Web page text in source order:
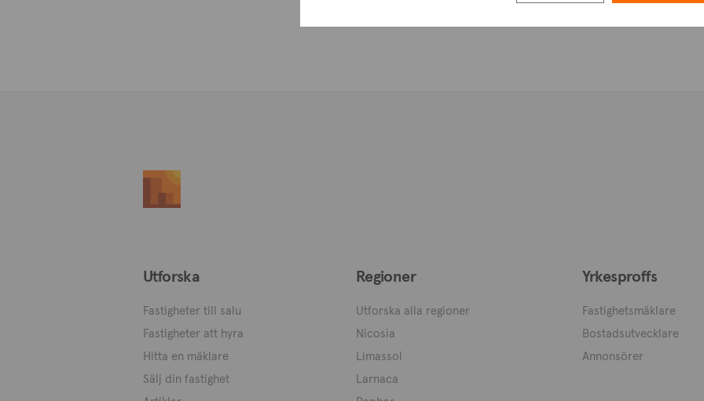
Utforska
Fastigheter till salu
Fastigheter att hyra
Hitta en mäklare
Sälj din fastighet
Regioner
Utforska alla regioner
Nicosia
Limassol
Larnaca
Yrkesproffs
Fastighetsmäklare
Bostadsutvecklare
Annonsörer